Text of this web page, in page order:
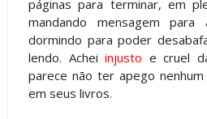
páginas para terminar, em
mandando mensagem para
dormindo para poder
lendo. Achei injusto e cruel
parece não ter apego
em seus livros.